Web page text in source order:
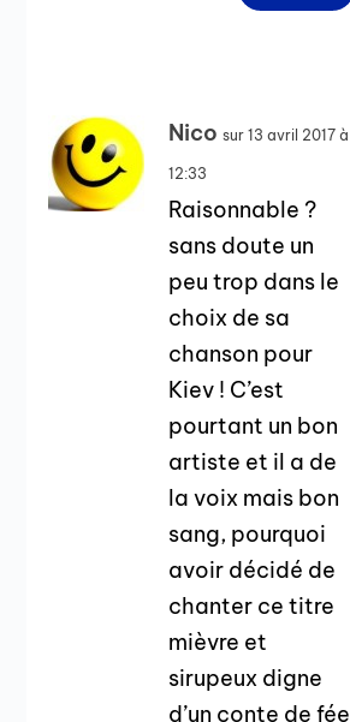
Nico sur 13 avril 2017 à
12:33
Raisonnable ?
sans doute un
peu trop dans le
choix de sa
chanson pour
Kiev ! C’est
pourtant un bon
artiste et il a de
la voix mais bon
sang, pourquoi
avoir décidé de
chanter ce titre
mièvre et
sirupeux digne
d’un conte de fée